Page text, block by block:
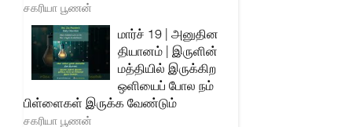
சகரியா பூணன்
மார்ச் 19 | அனுதின
தியானம் | இருளின்
மத்தியில் இருக்கிற
ஒளியைப் போல நம்
பிள்ளைகள் இருக்க வேண்டும்
சகரியா பூணன்